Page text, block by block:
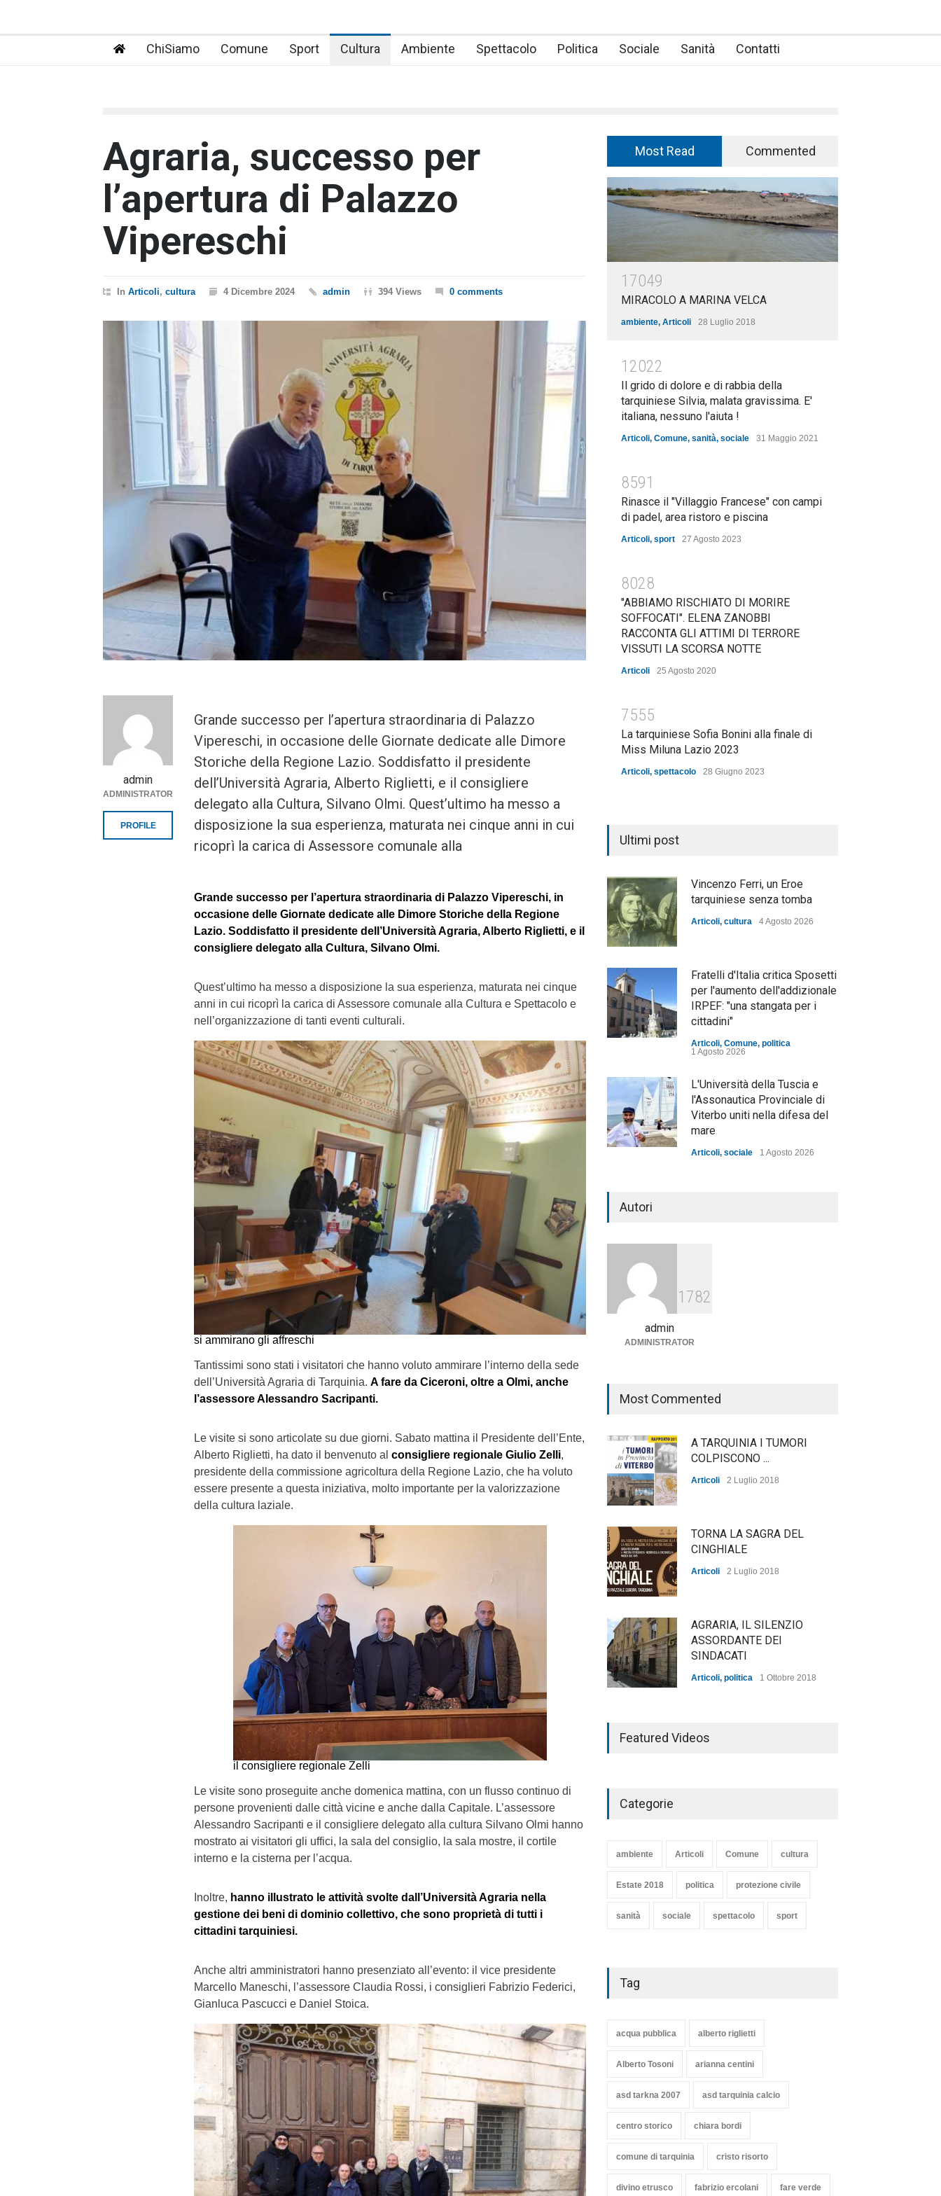
ChiSiamo Comune Sport Cultura Ambiente Spettacolo Politica Sociale Sanità Contatti
Agraria, successo per
l’apertura di Palazzo
Vipereschi
In Articoli, cultura 4 Dicembre 2024 admin 394 Views 0 comments
Grande successo per l’apertura straordinaria di Palazzo
Vipereschi, in occasione delle Giornate dedicate alle Dimore
Storiche della Regione Lazio. Soddisfatto il presidente
dell’Università Agraria, Alberto Riglietti, e il consigliere
delegato alla Cultura, Silvano Olmi. Quest’ultimo ha messo a
disposizione la sua esperienza, maturata nei cinque anni in cui
ricoprì la carica di Assessore comunale alla
Grande successo per l’apertura straordinaria di Palazzo Vipereschi, in
occasione delle Giornate dedicate alle Dimore Storiche della Regione
Lazio. Soddisfatto il presidente dell’Università Agraria, Alberto Riglietti, e il
consigliere delegato alla Cultura, Silvano Olmi.
Quest’ultimo ha messo a disposizione la sua esperienza, maturata nei cinque
anni in cui ricoprì la carica di Assessore comunale alla Cultura e Spettacolo e
nell’organizzazione di tanti eventi culturali.
si ammirano gli affreschi
Tantissimi sono stati i visitatori che hanno voluto ammirare l’interno della sede
dell’Università Agraria di Tarquinia. A fare da Ciceroni, oltre a Olmi, anche
l’assessore Alessandro Sacripanti.
Le visite si sono articolate su due giorni. Sabato mattina il Presidente dell’Ente,
Alberto Riglietti, ha dato il benvenuto al consigliere regionale Giulio Zelli,
presidente della commissione agricoltura della Regione Lazio, che ha voluto
essere presente a questa iniziativa, molto importante per la valorizzazione
della cultura laziale.
il consigliere regionale Zelli
Le visite sono proseguite anche domenica mattina, con un flusso continuo di
persone provenienti dalle città vicine e anche dalla Capitale. L’assessore
Alessandro Sacripanti e il consigliere delegato alla cultura Silvano Olmi hanno
mostrato ai visitatori gli uffici, la sala del consiglio, la sala mostre, il cortile
interno e la cisterna per l’acqua.
Inoltre, hanno illustrato le attività svolte dall’Università Agraria nella
gestione dei beni di dominio collettivo, che sono proprietà di tutti i
cittadini tarquiniesi.
Anche altri amministratori hanno presenziato all’evento: il vice presidente
Marcello Maneschi, l’assessore Claudia Rossi, i consiglieri Fabrizio Federici,
Gianluca Pascucci e Daniel Stoica.
admin
ADMINISTRATOR
PROFILE
Most Read Commented
17049
MIRACOLO A MARINA VELCA
ambiente, Articoli 28 Luglio 2018
12022
Il grido di dolore e di rabbia della
tarquiniese Silvia, malata gravissima. E'
italiana, nessuno l'aiuta !
Articoli, Comune, sanità, sociale 31 Maggio 2021
8591
Rinasce il "Villaggio Francese" con campi
di padel, area ristoro e piscina
Articoli, sport 27 Agosto 2023
8028
"ABBIAMO RISCHIATO DI MORIRE
SOFFOCATI". ELENA ZANOBBI
RACCONTA GLI ATTIMI DI TERRORE
VISSUTI LA SCORSA NOTTE
Articoli 25 Agosto 2020
7555
La tarquiniese Sofia Bonini alla finale di
Miss Miluna Lazio 2023
Articoli, spettacolo 28 Giugno 2023
Ultimi post
Vincenzo Ferri, un Eroe
tarquiniese senza tomba
Articoli, cultura 4 Agosto 2026
Fratelli d'Italia critica Sposetti
per l'aumento dell'addizionale
IRPEF: "una stangata per i
cittadini"
Articoli, Comune, politica
1 Agosto 2026
L'Università della Tuscia e
l'Assonautica Provinciale di
Viterbo uniti nella difesa del
mare
Articoli, sociale 1 Agosto 2026
arrivano i pagamenti PAC, la
soddisfazione del Ministro
ambiente
Autori
1782
admin
ADMINISTRATOR
Most Commented
A TARQUINIA I TUMORI
COLPISCONO ...
Articoli 2 Luglio 2018
TORNA LA SAGRA DEL
CINGHIALE
Articoli 2 Luglio 2018
AGRARIA, IL SILENZIO
ASSORDANTE DEI
SINDACATI
Articoli, politica 1 Ottobre 2018
Articoli cultura 8 Maggio 2020
Featured Videos
Categorie
ambiente Articoli Comune cultura
Estate 2018 politica protezione civile
sanità sociale spettacolo sport
Tag
acqua pubblica alberto riglietti
Alberto Tosoni arianna centini
asd tarkna 2007 asd tarquinia calcio
centro storico chiara bordi
comune di tarquinia cristo risorto
divino etrusco fabrizio ercolani fare verde